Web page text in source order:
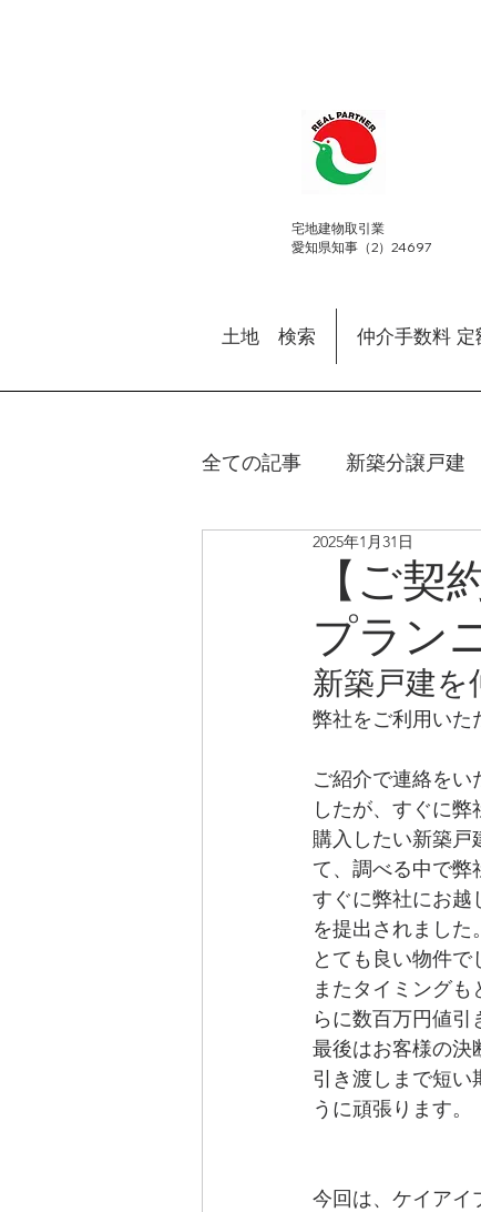
​宅地建物取引業
愛知県知事（2）24697
土地 検索 仲介手数料
全ての記事 新築分譲戸建
リノベ中古戸建・マンショ
【ご
プラン
2025年1月31日
新築戸建を
弊社をご利用いた
ご紹介で連絡を
したが、すぐに弊
購入したい新築戸
て、調べる中で弊
すぐに弊社にお越
を提出されました。
とても良い物件で
またタイミング
らに数百万円値引
最後はお客様の決
引き渡しまで短い
うに頑張ります。
今回は、ケイアイ